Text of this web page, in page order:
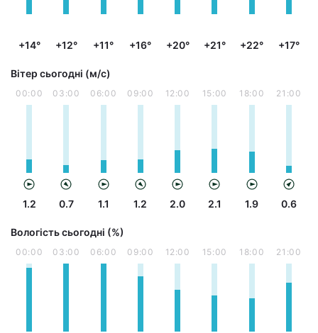
+14° +12° +11° +16° +20° +21° +22° +17°
Вітер сьогодні (м/с)
00:00
1.2
03:00
0.7
06:00
1.1
09:00
1.2
12:00
2.0
15:00
2.1
18:00
1.9
21:00
0.6
Вологість сьогодні (%)
00:00 03:00 06:00 09:00 12:00 15:00 18:00 21:00